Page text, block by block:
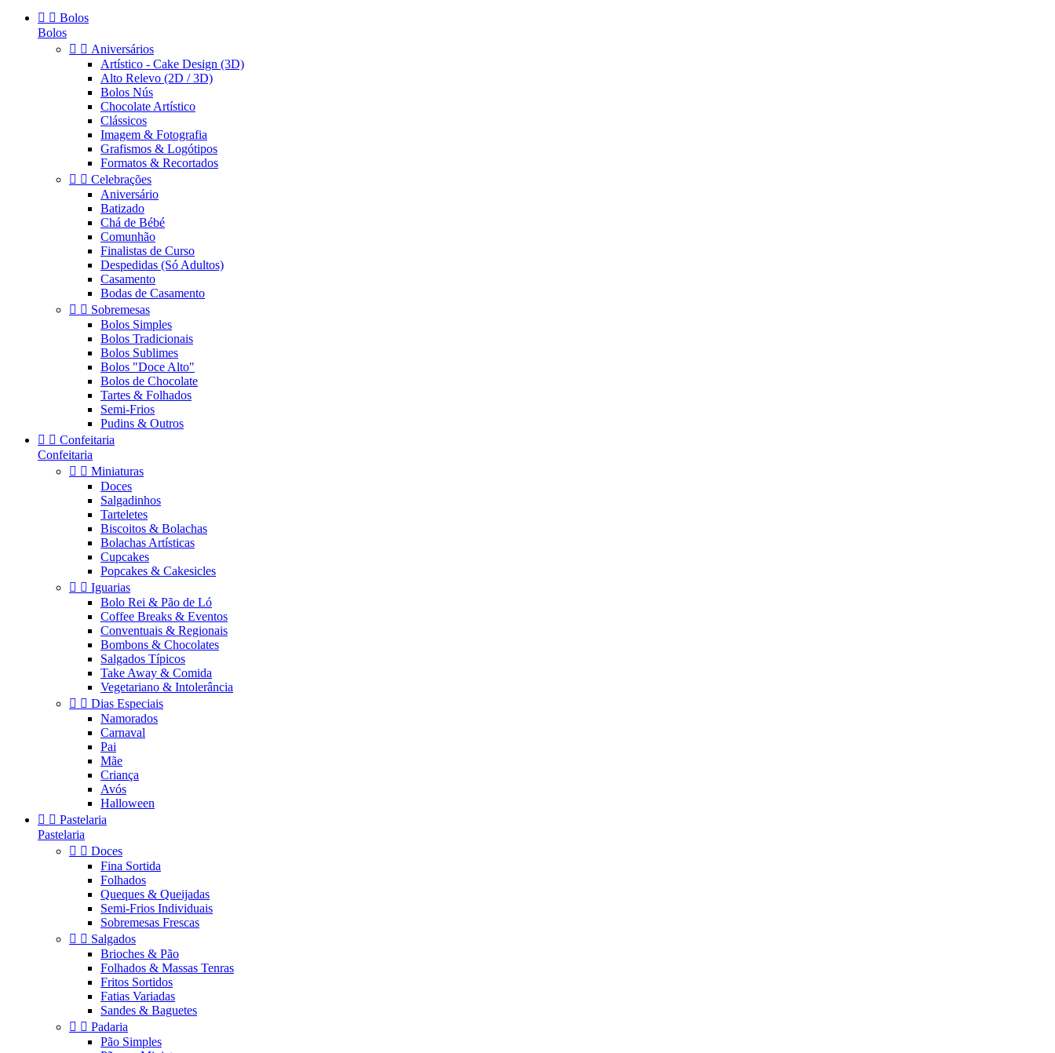
  Bolos
Bolos
  Aniversários
Artístico - Cake Design (3D)
Alto Relevo (2D / 3D)
Bolos Nús
Chocolate Artístico
Clássicos
Imagem & Fotografia
Grafismos & Logótipos
Formatos & Recortados
  Celebrações
Aniversário
Batizado
Chá de Bébé
Comunhão
Finalistas de Curso
Despedidas (Só Adultos)
Casamento
Bodas de Casamento
  Sobremesas
Bolos Simples
Bolos Tradicionais
Bolos Sublimes
Bolos "Doce Alto"
Bolos de Chocolate
Tartes & Folhados
Semi-Frios
Pudins & Outros
  Confeitaria
Confeitaria
  Miniaturas
Doces
Salgadinhos
Tarteletes
Biscoitos & Bolachas
Bolachas Artísticas
Cupcakes
Popcakes & Cakesicles
  Iguarias
Bolo Rei & Pão de Ló
Coffee Breaks & Eventos
Conventuais & Regionais
Bombons & Chocolates
Salgados Típicos
Take Away & Comida
Vegetariano & Intolerância
  Dias Especiais
Namorados
Carnaval
Pai
Mãe
Criança
Avós
Halloween
  Pastelaria
Pastelaria
  Doces
Fina Sortida
Folhados
Queques & Queijadas
Semi-Frios Individuais
Sobremesas Frescas
  Salgados
Brioches & Pão
Folhados & Massas Tenras
Fritos Sortidos
Fatias Variadas
Sandes & Baguetes
  Padaria
Pão Simples